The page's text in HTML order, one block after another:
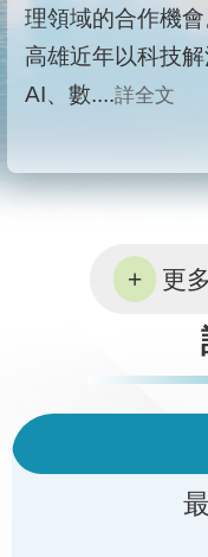
理領域的合作機
高雄近年以科技
AI、數....詳全文
更